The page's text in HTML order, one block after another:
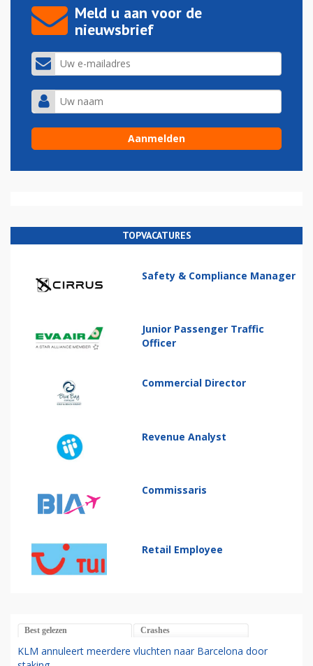
Meld u aan voor de
nieuwsbrief
TOPVACATURES
Safety & Compliance Manager
Junior Passenger Traffic
Officer
Commercial Director
Revenue Analyst
Commissaris
Retail Employee
Best gelezen Crashes
KLM annuleert meerdere vluchten naar Barcelona door